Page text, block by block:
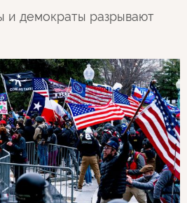
и демократы разрывают